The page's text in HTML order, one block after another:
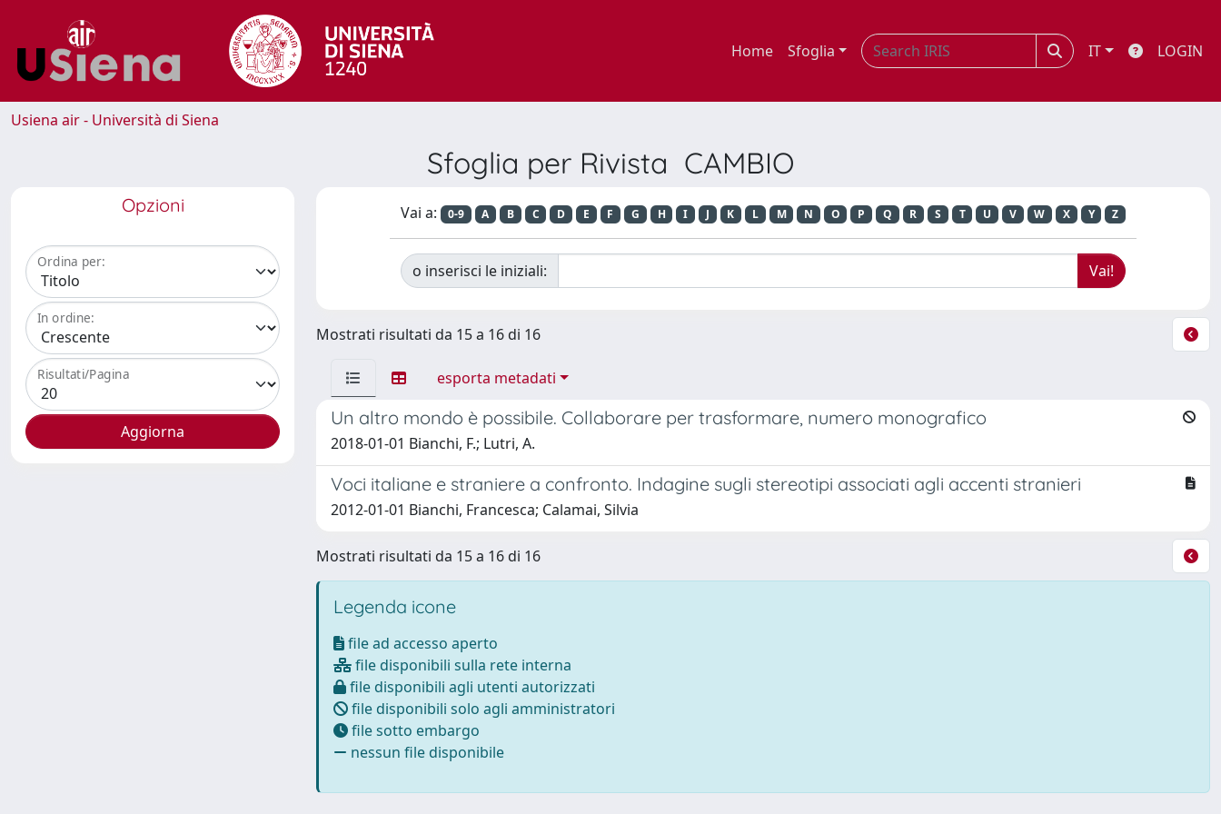
Home Sfoglia IT LOGIN
Usiena air - Università di Siena
Sfoglia per Rivista CAMBIO
Opzioni
Ordina per:
In ordine:
Risultati/Pagina
Vai a: 0-9 A B C D E F G H I J K L M N O P Q R S T U V W X Y Z
o inserisci le iniziali:
Mostrati risultati da 15 a 16 di 16
esporta metadati
Un altro mondo è possibile. Collaborare per trasformare, numero monografico
2018-01-01 Bianchi, F.; Lutri, A.
Voci italiane e straniere a confronto. Indagine sugli stereotipi associati agli accenti stranieri
2012-01-01 Bianchi, Francesca; Calamai, Silvia
Mostrati risultati da 15 a 16 di 16
Legenda icone
file ad accesso aperto
file disponibili sulla rete interna
file disponibili agli utenti autorizzati
file disponibili solo agli amministratori
file sotto embargo
nessun file disponibile